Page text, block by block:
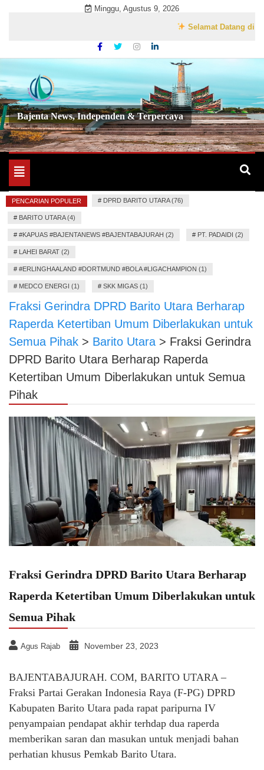
Minggu, Agustus 9, 2026
Selamat Datang di
Bajenta News, Independen & Terpercaya
Toggle
navigation
PENCARIAN POPULER # DPRD BARITO UTARA (76)
# BARITO UTARA (4)
# #KAPUAS #BAJENTANEWS #BAJENTABAJURAH (2) # PT. PADAIDI (2)
# LAHEI BARAT (2)
# #ERLINGHAALAND #DORTMUND #BOLA #LIGACHAMPION (1)
# MEDCO ENERGI (1) # SKK MIGAS (1)
Fraksi Gerindra DPRD Barito Utara Berharap
Raperda Ketertiban Umum Diberlakukan untuk
Semua Pihak > Barito Utara > Fraksi Gerindra
DPRD Barito Utara Berharap Raperda
Ketertiban Umum Diberlakukan untuk Semua
Pihak
Fraksi Gerindra DPRD Barito Utara Berharap
Raperda Ketertiban Umum Diberlakukan untuk
Semua Pihak
Agus Rajab November 23, 2023
BAJENTABAJURAH. COM, BARITO UTARA –
Fraksi Partai Gerakan Indonesia Raya (F-PG) DPRD
Kabupaten Barito Utara pada rapat paripurna IV
penyampaian pendapat akhir terhdap dua raperda
memberikan saran dan masukan untuk menjadi bahan
perhatian khusus Pemkab Barito Utara.